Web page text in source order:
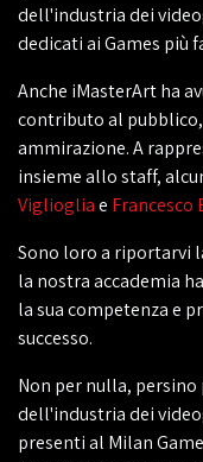
dell'industria dei
dedicati ai Games più
Anche iMasterArt ha
contributo al
ammirazione. A
insieme allo staff,
Vigliogliae Francesco
Sono loro a riportarvi
la nostra accademia
la sua competenza e
successo.
Non per nulla,
dell'industria dei
presenti al Milan